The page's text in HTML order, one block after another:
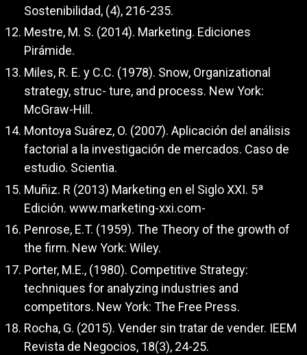
Sostenibilidad, (4), 216-235.
Mestre, M. S. (2014). Marketing. Ediciones
Pirámide.
Miles, R. E. y C.C. (1978). Snow, Organizational
strategy, struc- ture, and process. New York:
McGraw-Hill.
Montoya Suárez, O. (2007). Aplicación del análisis
factorial a la investigación de mercados. Caso de
estudio. Scientia.
Muñiz. R (2013) Marketing en el Siglo XXI. 5ª
Edición. www.marketing-xxi.com-
Penrose, E.T. (1959). The Theory of the growth of
the firm. New York: Wiley.
Porter, M.E., (1980). Competitive Strategy:
techniques for analyzing industries and
competitors. New York: The Free Press.
Rocha, G. (2015). Vender sin tratar de vender. IEEM
Revista de Negocios, 18(3), 24-25.